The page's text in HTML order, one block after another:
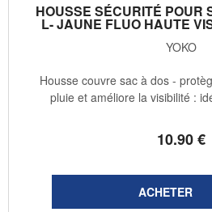
HOUSSE SÉCURITÉ POUR
L- JAUNE FLUO HAUTE
YOKO
10.90€
Housse couvre sac à dos -
pluie et améliore la visibilité :